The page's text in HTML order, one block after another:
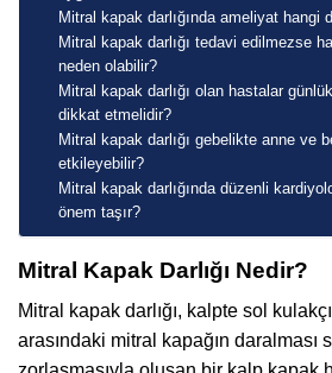
Mitral kapak darlığında ameliyat hangi
Mitral kapak darlığı tedavi edilmezse
neden olabilir?
Mitral kapak darlığı olan hastalar
dikkat etmelidir?
Mitral kapak darlığı gebelikte anne ve
etkileyebilir?
Mitral kapak darlığında düzenli
önem taşır?
Mitral Kapak Darlığı Nedir?
Mitral kapak darlığı, kalpte sol
arasındaki mitral kapağın daralması